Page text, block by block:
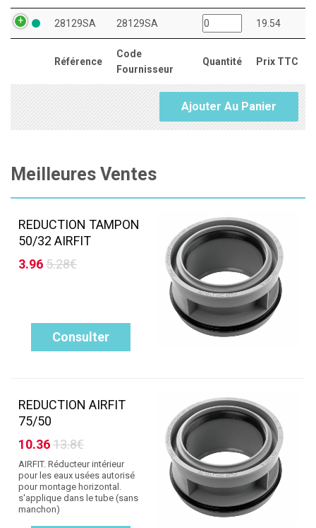
Référence
Code
Fournisseur
Quantité Prix TTC
28129SA 28129SA 19.54
Ajouter Au Panier
Meilleures Ventes
REDUCTION TAMPON
50/32 AIRFIT
3.965.28€
Consulter
REDUCTION AIRFIT
75/50
10.3613.8€
AIRFIT. Réducteur intérieur
pour les eaux usées autorisé
pour montage horizontal.
s'applique dans le tube (sans
manchon)